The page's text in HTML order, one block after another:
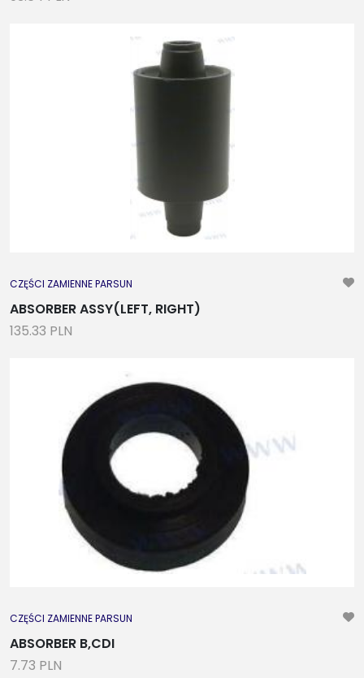
CZĘŚCI ZAMIENNE PARSUN
ABSORBER ASSY(LEFT, RIGHT)
135.33 PLN
CZĘŚCI ZAMIENNE PARSUN
ABSORBER B,CDI
7.73 PLN